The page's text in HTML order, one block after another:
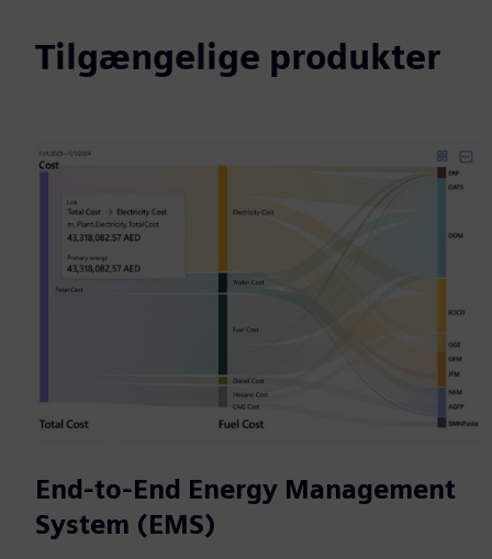
Tilgængelige produkter
End-to-End Energy Management
System (EMS)